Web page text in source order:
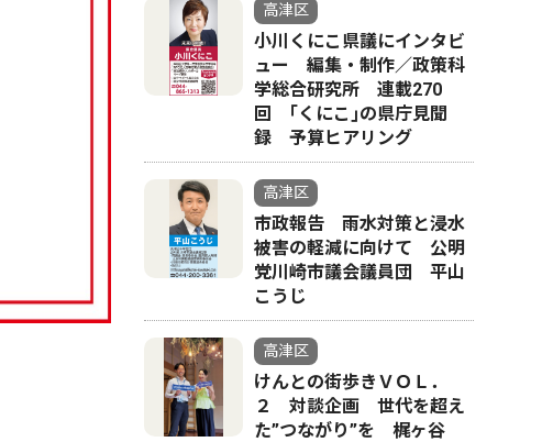
高津区
小川くにこ県議にインタビ
ュー 編集・制作／政策科
学総合研究所 連載270
回 ｢くにこ｣の県庁見聞
録 予算ヒアリング
高津区
市政報告 雨水対策と浸水
被害の軽減に向けて 公明
党川崎市議会議員団 平山
こうじ
高津区
けんとの街歩きＶＯＬ．
２ 対談企画 世代を超え
た”つながり”を 梶ヶ谷